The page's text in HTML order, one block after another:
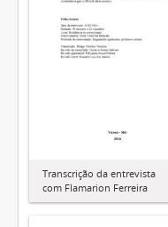
Transcrição da entrevista
com Flamarion Ferreira